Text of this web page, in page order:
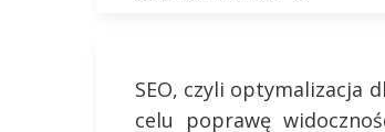
SEO, czyli optymalizacja
celu poprawę